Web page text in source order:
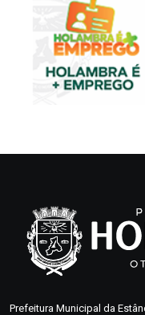
Prefeitura Municipal da